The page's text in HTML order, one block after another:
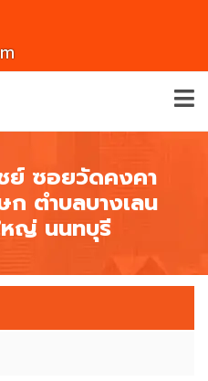
ย์ ซอยวัดคงคา
ตำบลบางเลน
หญ่ นนทบุรี